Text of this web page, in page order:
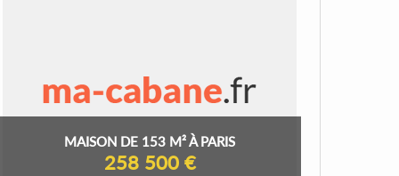
MAISON DE 153 M² À PARIS
258 500 €